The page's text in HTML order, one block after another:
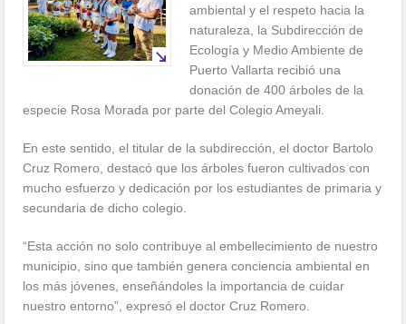
ambiental y el respeto hacia la
naturaleza, la Subdirección de
Ecología y Medio Ambiente de
Puerto Vallarta recibió una
donación de 400 árboles de la
especie Rosa Morada por parte del Colegio Ameyali.
En este sentido, el titular de la subdirección, el doctor Bartolo
Cruz Romero, destacó que los árboles fueron cultivados con
mucho esfuerzo y dedicación por los estudiantes de primaria y
secundaria de dicho colegio.
“Esta acción no solo contribuye al embellecimiento de nuestro
municipio, sino que también genera conciencia ambiental en
los más jóvenes, enseñándoles la importancia de cuidar
nuestro entorno”, expresó el doctor Cruz Romero.